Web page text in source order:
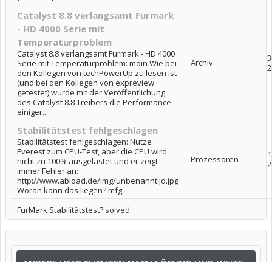
Catalyst 8.8 verlangsamt Furmark
- HD 4000 Serie mit
Temperaturproblem
Catalyst 8.8 verlangsamt Furmark - HD 4000
Serie mit Temperaturproblem: moin Wie bei
den Kollegen von techPowerUp zu lesen ist
(und bei den Kollegen von expreview
getestet) wurde mit der Veröffentlichung
des Catalyst 8.8 Treibers die Performance
einiger...
Archiv
Stabilitätstest fehlgeschlagen
Stabilitätstest fehlgeschlagen: Nutze
Everest zum CPU-Test, aber die CPU wird
nicht zu 100% ausgelastet und er zeigt
immer Fehler an:
http://www.abload.de/img/unbenanntljd.jpg
Woran kann das liegen? mfg
Prozessoren
FurMark Stabilitätstest? solved